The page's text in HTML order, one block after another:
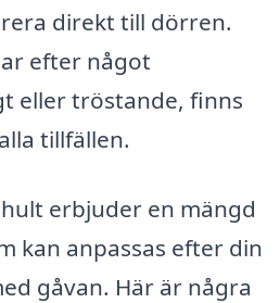
direkt till dörren.
efter något
eller tröstande, finns
tillfällen.
erbjuder en mängd
kan anpassas efter din
gåvan. Här är några